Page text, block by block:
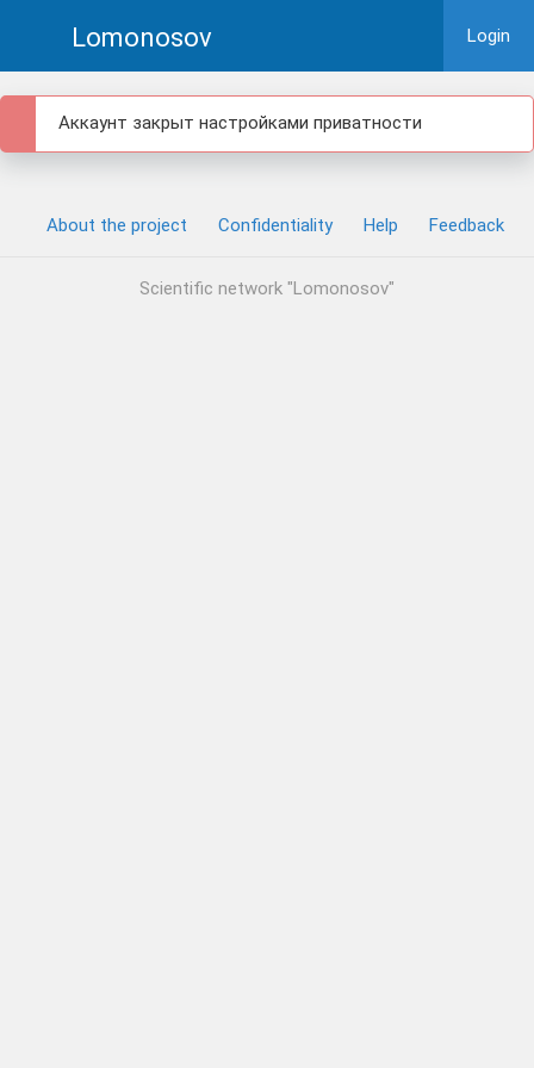
Lomonosov Login
Аккаунт закрыт настройками приватности
About the project Confidentiality Help Feedback
Scientific network "Lomonosov"